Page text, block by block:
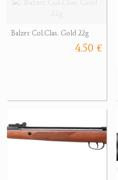
Balzer Col.Clas. Gold 22g
4.50 €